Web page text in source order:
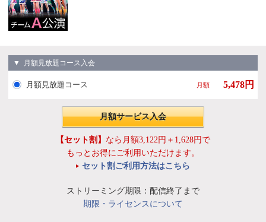
▼ 月額見放題コース入会
月額見放題コース 月額 5,478円
月額サービス入会
【セット割】 なら月額3,122円＋1,628円で
もっとお得にご利用いただけます。
セット割ご利用方法はこちら
ストリーミング期限：配信終了まで
期限・ライセンスについて